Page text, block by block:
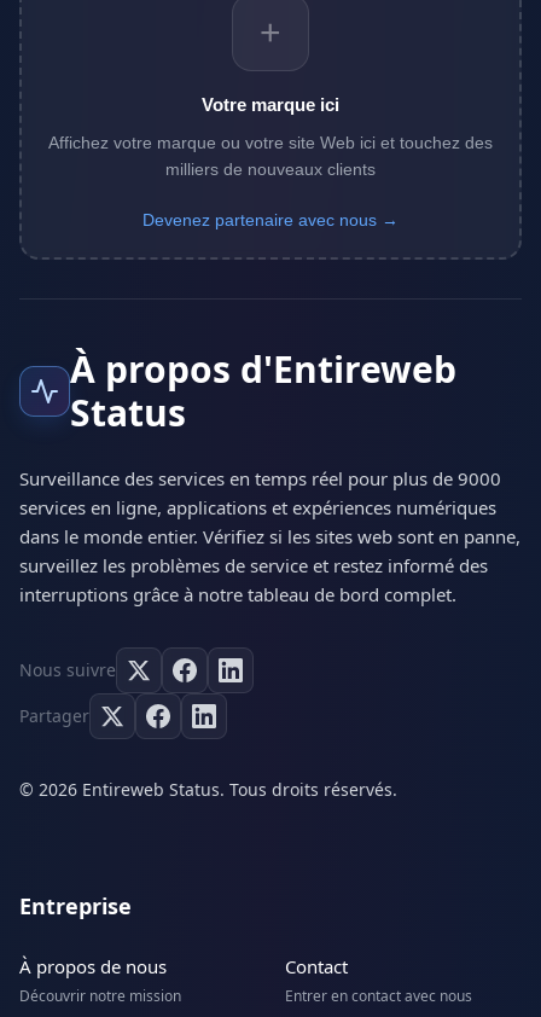
+
Votre marque ici
Affichez votre marque ou votre site Web ici et touchez des
milliers de nouveaux clients
Devenez partenaire avec nous →
À propos d'Entireweb
Status
Surveillance des services en temps réel pour plus de 9000
services en ligne, applications et expériences numériques
dans le monde entier. Vérifiez si les sites web sont en panne,
surveillez les problèmes de service et restez informé des
interruptions grâce à notre tableau de bord complet.
Nous suivre
Partager
© 2026 Entireweb Status. Tous droits réservés.
Entreprise
À propos de nous
Découvrir notre mission
Contact
Entrer en contact avec nous